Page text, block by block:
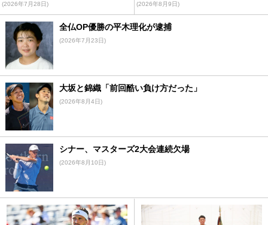
(2026年7月28日) (2026年8月9日)
全仏OP優勝の平木理化が逮捕
(2026年7月23日)
大坂と錦織「前回酷い負け方だった」
(2026年8月4日)
シナー、マスターズ2大会連続欠場
(2026年8月10日)